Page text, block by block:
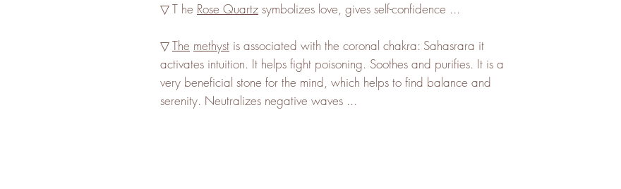
▽ T he Rose Quartz symbolizes love, gives self-confidence ...
▽The methyst is associated with the coronal chakra: Sahasrara it
activates intuition. It helps fight poisoning. Soothes and purifies. It is a
very beneficial stone for the mind, which helps to find balance and
serenity. Neutralizes negative waves ...